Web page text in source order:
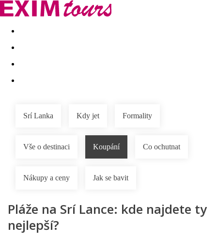
Akční nabídky Last minute
Srí Lanka Kdy jet Formality
Vše o destinaci Koupání Co ochutnat
Nákupy a ceny Jak se bavit
Pláže na Srí Lance: kde najdete ty
nejlepší?